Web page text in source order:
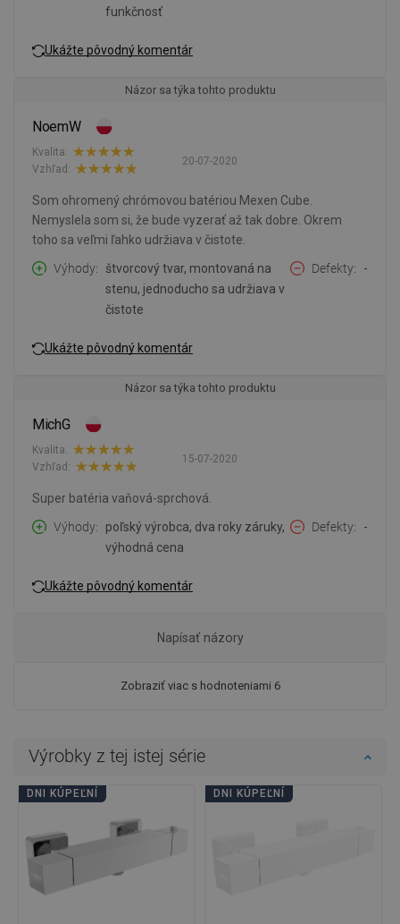
funkčnosť
Ukážte pôvodný komentár
Názor sa týka tohto produktu
NoemW
20-07-2020
Kvalita:
Vzhľad:
Som ohromený chrómovou batériou Mexen Cube.
Nemyslela som si, že bude vyzerať až tak dobre. Okrem
toho sa veľmi ľahko udržiava v čistote.
Výhody
štvorcový tvar, montovaná na
stenu, jednoducho sa udržiava v
čistote
Defekty -
Ukážte pôvodný komentár
Názor sa týka tohto produktu
MichG
15-07-2020
Kvalita:
Vzhľad:
Super batéria vaňová-sprchová.
Výhody
poľský výrobca, dva roky záruky,
výhodná cena
Defekty -
Ukážte pôvodný komentár
Zobraziť viac s hodnoteniami 6
Napísať názory
Výrobky z tej istej série
DNI KÚPEĽNÍ DNI KÚPEĽNÍ